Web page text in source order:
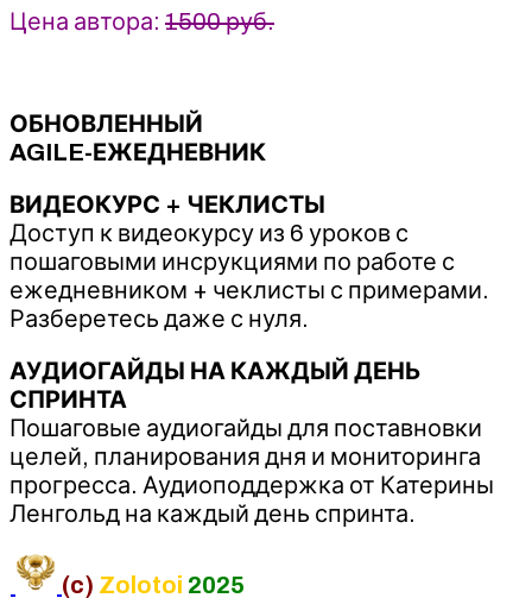
Цена автора: 1500 руб.
ОБНОВЛЕННЫЙ
‌AGILE-ЕЖЕДНЕВНИК
ВИДЕОКУРС + ЧЕКЛИСТЫ
Доступ к видеокурсу из 6 уроков с
пошаговыми инсрукциями по работе с
ежедневником + чеклисты с примерами.
Разберетесь даже с нуля.
АУДИОГАЙДЫ НА КАЖДЫЙ ДЕНЬ
СПРИНТА
Пошаговые аудиогайды для поставновки
целей, планирования дня и мониторинга
прогресса. Аудиоподдержка от Катерины
Ленгольд на каждый день спринта.
(c) Zolotoi 2025